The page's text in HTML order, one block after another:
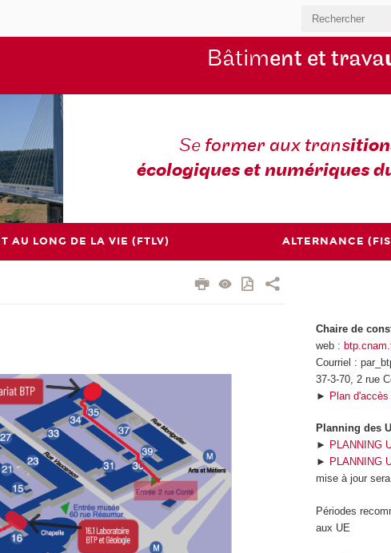
Bâtiment et trava
Se former aux trans
écologiques et numériques
AU LONG DE LA VIE (FTLV) ALTERNANCE
Chaire de
web :
Courriel :
37-3-70, 2 rue
► Plan d'accès
Planning des
► PLANNING
► PLANNING
mise à jour
Périodes
aux UE